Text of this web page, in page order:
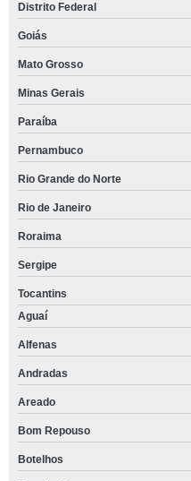
Distrito Federal
Goiás
Mato Grosso
Minas Gerais
Paraíba
Pernambuco
Rio Grande do Norte
Rio de Janeiro
Roraima
Sergipe
Tocantins
Aguaí
Alfenas
Andradas
Areado
Bom Repouso
Botelhos